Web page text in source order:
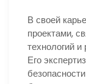
В своей
проектами,
технологий
Его